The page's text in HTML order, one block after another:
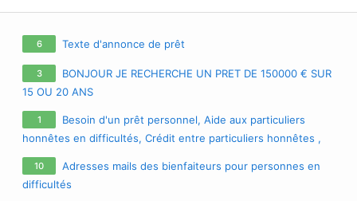
6 Texte d'annonce de prêt
3
BONJOUR JE RECHERCHE UN PRET DE 150000 € SUR
15 OU 20 ANS
1
Besoin d'un prêt personnel, Aide aux particuliers
honnêtes en difficultés, Crédit entre particuliers honnêtes ,
Prêt personnel sans passer par une banque , Prêt entre
particuliers honnêtes en France et La Belgique , Prêt
personnel sans passer par une banque :
10
Adresses mails des bienfaiteurs pour personnes en
difficultés